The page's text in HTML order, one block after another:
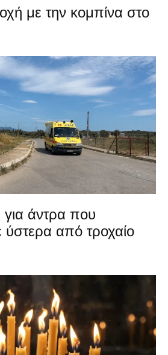
με την κομπίνα στο
άντρα που
ύστερα από τροχαίο